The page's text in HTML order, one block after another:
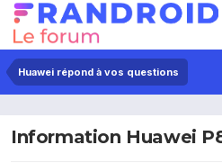
Huawei répond à vos questions
Information Huawei